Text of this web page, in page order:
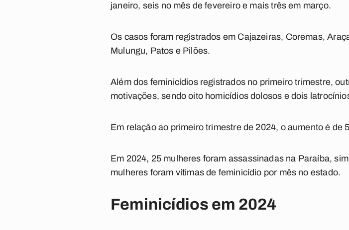
janeiro, seis no mês de fevereiro e mais três em março.
Os casos foram registrados em Cajazeiras, Coremas,
Mulungu, Patos e Pilões.
Além dos feminicídios registrados no primeiro trimestre,
motivações, sendo oito homicídios dolosos e dois
Em relação ao primeiro trimestre de 2024, o aumento é
Em 2024, 25 mulheres foram assassinadas na Paraíba,
mulheres foram vítimas de feminicídio por mês no estado.
Feminicídios em 2024